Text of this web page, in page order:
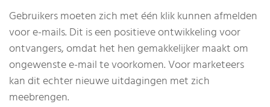
Gebruikers moeten zich met één klik kunnen afmelden
voor e-mails. Dit is een positieve ontwikkeling voor
ontvangers, omdat het hen gemakkelijker maakt om
ongewenste e-mail te voorkomen. Voor marketeers
kan dit echter nieuwe uitdagingen met zich
meebrengen.